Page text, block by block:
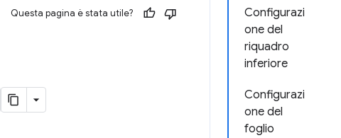
Configurazi
one del
riquadro
inferiore
Configurazi
one del
foglio
Questa pagina è stata utile?